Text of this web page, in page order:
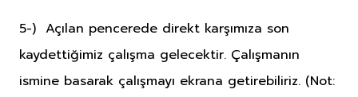
5-) Açılan pencerede direkt karşımıza son
kaydettiğimiz çalışma gelecektir. Çalışmanın
ismine basarak çalışmayı ekrana getirebiliriz. (Not: